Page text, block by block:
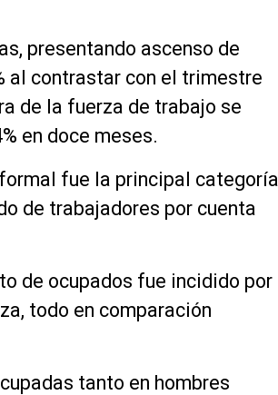
presentando ascenso de
al contrastar con el trimestre
de la fuerza de trabajo se
en doce meses.
fue la principal categoría
de trabajadores por cuenta
de ocupados fue incidido por
todo en comparación
tanto en hombres